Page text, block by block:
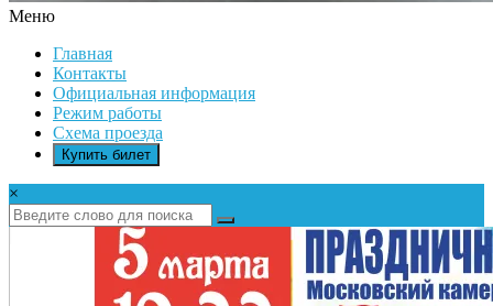
ИКАР
Меню
Главная
Контакты
Официальная информация
Режим работы
Схема проезда
Купить билет
×